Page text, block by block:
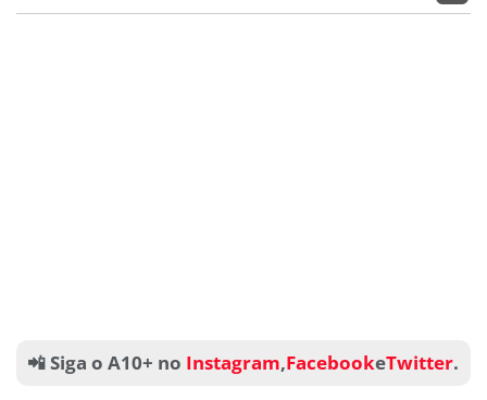
📲 Siga o A10+ no Instagram,FacebookeTwitter.